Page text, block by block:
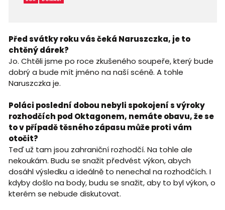
Před svátky roku vás čeká Naruszczka, je to
chtěný dárek?
Jo. Chtěli jsme po roce zkušeného soupeře, který bude
dobrý a bude mít jméno na naší scéně. A tohle
Naruszczka je.
Poláci poslední dobou nebyli spokojení s výroky
rozhodčích pod Oktagonem, nemáte obavu, že se
to v případě těsného zápasu může proti vám
otočit?
Teď už tam jsou zahraniční rozhodčí. Na tohle ale
nekoukám. Budu se snažit předvést výkon, abych
dosáhl výsledku a ideálně to nenechal na rozhodčích. I
kdyby došlo na body, budu se snažit, aby to byl výkon, o
kterém se nebude diskutovat.